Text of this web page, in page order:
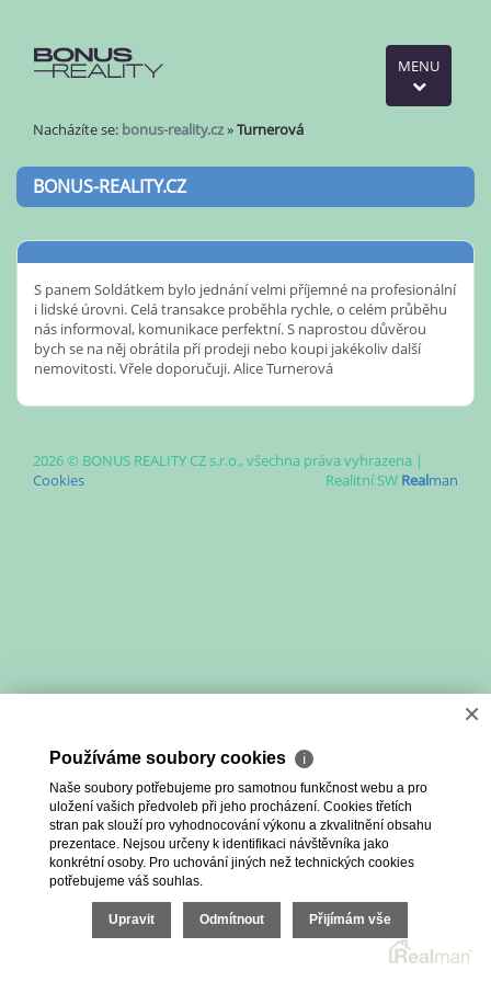
MENU
Nacházíte se: bonus-reality.cz»Turnerová
BONUS-REALITY.CZ
S panem Soldátkem bylo jednání velmi příjemné na profesionální
i lidské úrovni. Celá transakce proběhla rychle, o celém průběhu
nás informoval, komunikace perfektní. S naprostou důvěrou
bych se na něj obrátila při prodeji nebo koupi jakékoliv další
nemovitosti. Vřele doporučuji. Alice Turnerová
2026 © BONUS REALITY CZ s.r.o., všechna práva vyhrazena |
Cookies
Realitní SW Realman
×
Používáme soubory cookies ℹ
Naše soubory potřebujeme pro samotnou funkčnost webu a pro
uložení vašich předvoleb při jeho procházení. Cookies třetích
stran pak slouží pro vyhodnocování výkonu a zkvalitnění obsahu
prezentace. Nejsou určeny k identifikaci návštěvníka jako
konkrétní osoby. Pro uchování jiných než technických cookies
potřebujeme váš souhlas.
Upravit Odmítnout Přijímám vše